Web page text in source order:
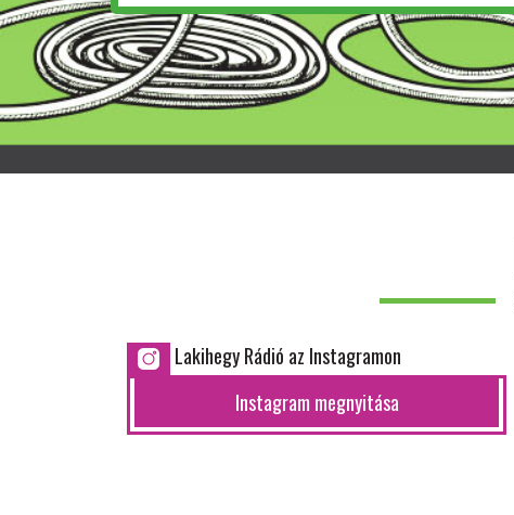
Lakihegy Rádió az Instagramon
Instagram megnyitása